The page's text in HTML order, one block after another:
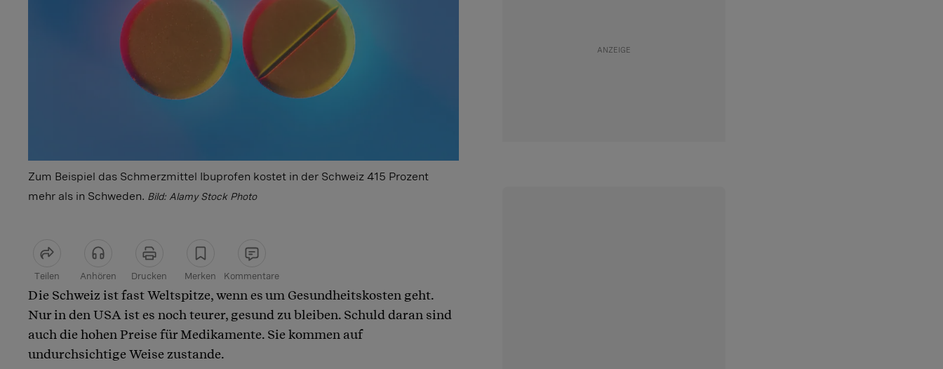
Zum Beispiel das Schmerzmittel Ibuprofen kostet in der Schweiz 415 Prozent
mehr als in Schweden. Bild: Alamy Stock Photo
Teilen Anhören Drucken Merken Kommentare
Artikel teilen
Die Schweiz ist fast Weltspitze, wenn es um Gesundheitskosten geht.
Nur in den USA ist es noch teurer, gesund zu bleiben. Schuld daran sind
auch die hohen Preise für Medikamente. Sie kommen auf
undurchsichtige Weise zustande.